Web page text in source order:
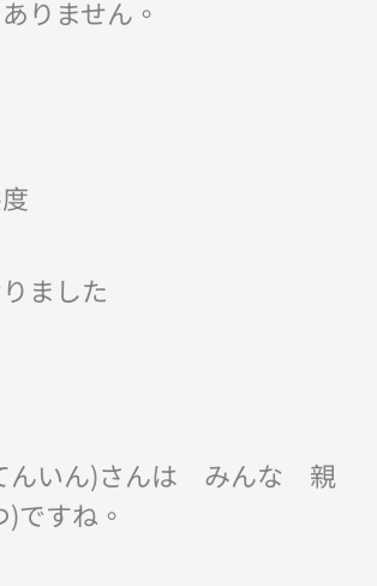
りません。
ました
んいん)さんは みんな 親
ですね。